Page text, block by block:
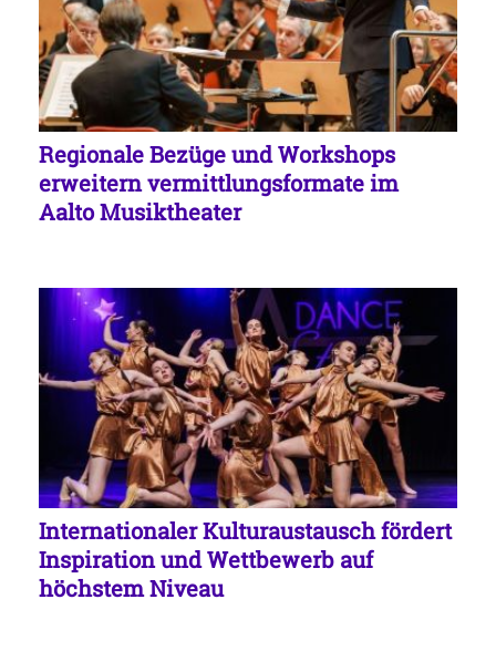
Regionale Bezüge und Workshops
erweitern vermittlungsformate im
Aalto Musiktheater
Internationaler Kulturaustausch fördert
Inspiration und Wettbewerb auf
höchstem Niveau